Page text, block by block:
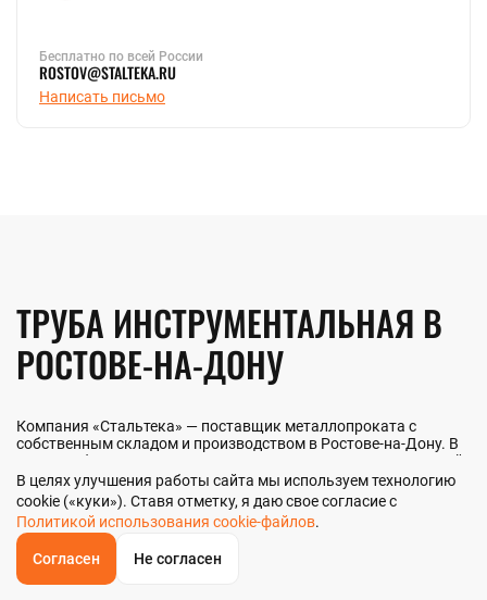
ОБРАТНЫЙЗВОНОК
Бесплатно по всей России
ROSTOV@STALTEKA.RU
Написать письмо
ТРУБА ИНСТРУМЕНТАЛЬНАЯ В
РОСТОВЕ-НА-ДОНУ
Компания «Стальтека» — поставщик металлопроката с
собственным складом и производством в Ростове-на-Дону. В
наличии более 130 видов металлопроката и 70 наименований
металлоизделий — черный, цветной и нержавеющий прокат
любых типоразмеров. Мы реализуем трубу инструментальную
как оптом, так и в розницу прямо со склада из наличия или
под заказ. Контроль качества на всех этапах — от входного
анализа до отгрузки.
Главная
В целях улучшения работы сайта мы используем технологию
cookie («куки»). Ставя отметку, я даю свое согласие с
Политикой использования cookie-файлов.
Согласен Не согласен